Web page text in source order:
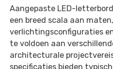
Aangepaste LED-
een breed scala aan
verlichtingsconfiguraties
te voldoen aan
architecturale
specificaties bieden